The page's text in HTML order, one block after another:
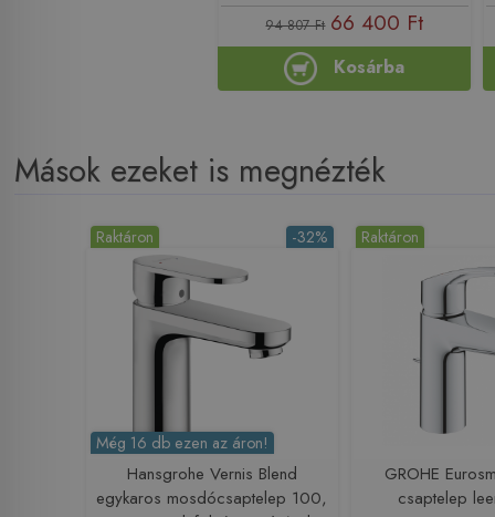
94 807 Ft 66 400 Ft
Kosárba
Mások ezeket is megnézték
-32%
Raktáron
Még 16 db ezen az áron!
Hansgrohe Vernis Blend
egykaros mosdócsaptelep 100,
Raktáron
GROHE
csaptelep